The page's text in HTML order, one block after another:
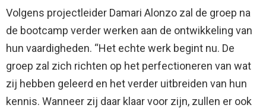
Volgens projectleider Damari Alonzo zal de groep na
de bootcamp verder werken aan de ontwikkeling van
hun vaardigheden. “Het echte werk begint nu. De
groep zal zich richten op het perfectioneren van wat
zij hebben geleerd en het verder uitbreiden van hun
kennis. Wanneer zij daar klaar voor zijn, zullen er ook